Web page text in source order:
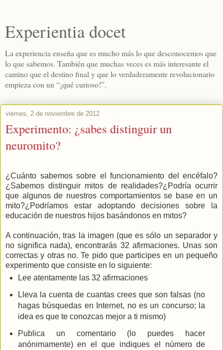
Experientia docet
La experiencia enseña que es mucho más lo que desconocemos que
lo que sabemos. También que muchas veces es más interesante el
camino que el destino final y que lo verdaderamente revolucionario
empieza con un “¡qué curioso!”.
viernes, 2 de noviembre de 2012
Experimento: ¿sabes distinguir un
neuromito?
¿Cuánto sabemos sobre el funcionamiento del encéfalo?
¿Sabemos distinguir mitos de realidades?¿Podría ocurrir
que algunos de nuestros comportamientos se base en un
mito?¿Podríamos estar adoptando decisiones sobre la
educación de nuestros hijos basándonos en mitos?
A continuación, tras la imagen (que es sólo un separador y
no significa nada), encontrarás 32 afirmaciones. Unas son
correctas y otras no. Te pido que participes en un pequeño
experimento que consiste en lo siguiente:
Lee atentamente las 32 afirmaciones
Lleva la cuenta de cuantas crees que son falsas (no
hagas búsquedas en Internet, no es un concurso; la
idea es que te conozcas mejor a ti mismo)
Publica un comentario (lo puedes hacer
anónimamente) en el que indiques el número de